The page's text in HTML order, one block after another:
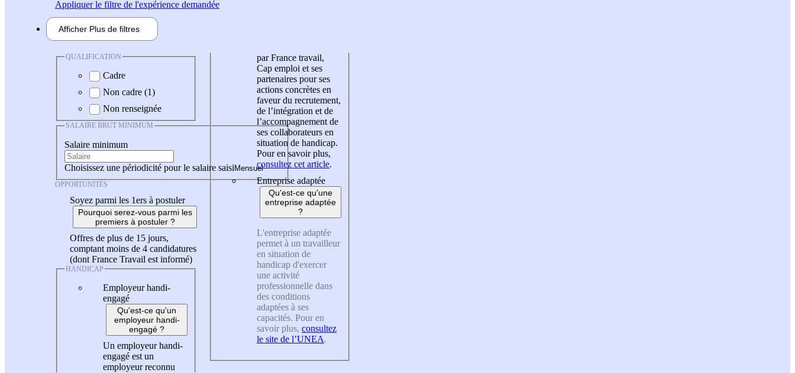
Appliquerle filtre de l'expérience demandée
Afficher Plus de filtres
QUALIFICATION
Cadre
Non cadre (1)
Non renseignée
SALAIRE BRUT MINIMUM
Salaire minimum
Choisissez une périodicité pour le salaire saisi
OPPORTUNITÉS
Soyez parmi les 1ers à postuler
Pourquoi serez-vous parmi les
premiers à postuler ?
Offres de plus de 15 jours,
comptant moins de 4 candidatures
(dont France Travail est informé)
HANDICAP
Employeur handi-
engagé
Qu'est-ce qu'un
employeur handi-
engagé ?
Un employeur handi-
engagé est un
employeur reconnu
par France travail,
Cap emploi et ses
partenaires pour ses
actions concrètes en
faveur du recrutement,
de l’intégration et de
l’accompagnement de
ses collaborateurs en
situation de handicap.
Pour en savoir plus,
consultez cet article.
Entreprise adaptée
Qu'est-ce qu'une
entreprise adaptée
?
L'entreprise adaptée
permet à un travailleur
en situation de
handicap d'exercer
une activité
professionnelle dans
des conditions
adaptées à ses
capacités. Pour en
savoir plus, consultez
le site de l’UNEA.